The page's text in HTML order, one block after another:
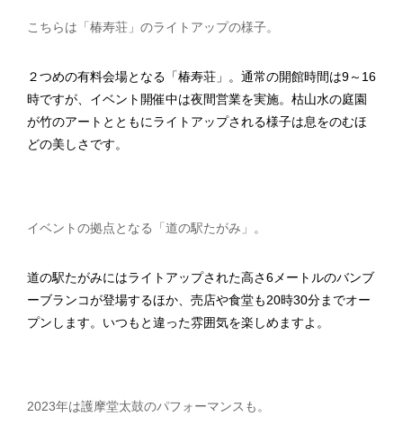
こちらは「椿寿荘」のライトアップの様子。
２つめの有料会場となる「椿寿荘」。通常の開館時間は9～16
時ですが、イベント開催中は夜間営業を実施。枯山水の庭園
が竹のアートとともにライトアップされる様子は息をのむほ
どの美しさです。
イベントの拠点となる「道の駅たがみ」。
道の駅たがみにはライトアップされた高さ6メートルのバンブ
ーブランコが登場するほか、売店や食堂も20時30分までオー
プンします。いつもと違った雰囲気を楽しめますよ。
2023年は護摩堂太鼓のパフォーマンスも。